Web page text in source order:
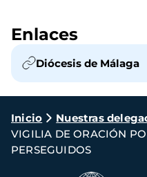
Enlaces
Diócesis de Málaga
Ruta
de
navegación
Inicio Nuestras
VIGILIA DE ORACIÓN
PERSEGUIDOS